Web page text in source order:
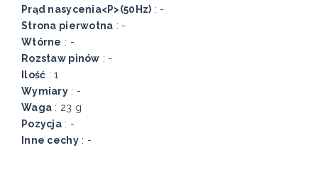
Prąd nasycenia<P>(50Hz) : -
Strona pierwotna : -
Wtórne : -
Rozstaw pinów : -
Ilość : 1
Wymiary: -
Waga : 23 g
Pozycja: -
Inne cechy: -